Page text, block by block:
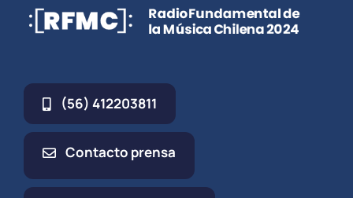
(56) 412203811
Contacto prensa